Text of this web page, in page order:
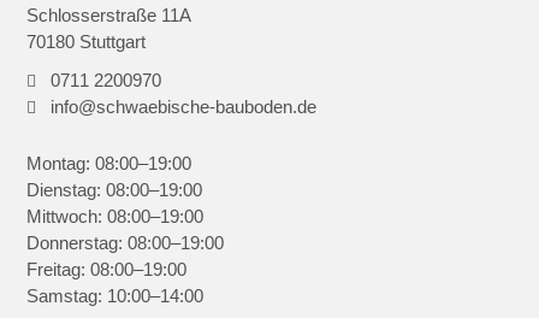
Schlosserstraße 11A
70180 Stuttgart
0711 2200970
info@schwaebische-bauboden.de
Montag: 08:00–19:00
Dienstag: 08:00–19:00
Mittwoch: 08:00–19:00
Donnerstag: 08:00–19:00
Freitag: 08:00–19:00
Samstag: 10:00–14:00